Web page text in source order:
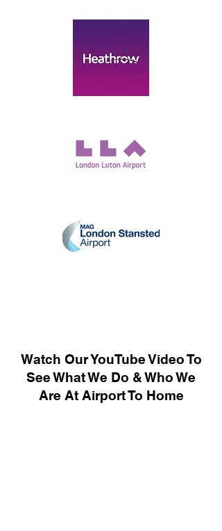
Watch Our YouTube Video To
See What We Do & Who We
Are At Airport To Home